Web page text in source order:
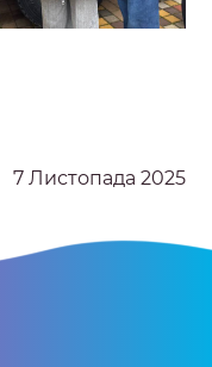
7 Листопада 2025